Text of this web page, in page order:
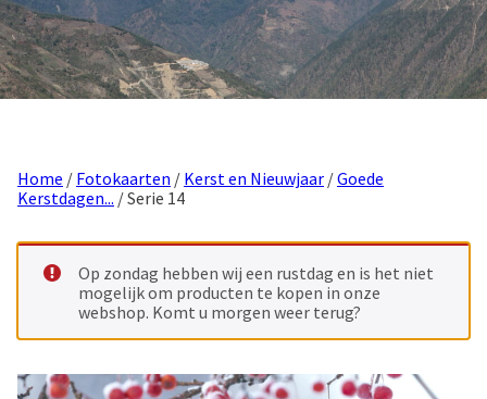
Home / Fotokaarten / Kerst en Nieuwjaar /Goede
Kerstdagen... / Serie 14
Op zondag hebben wij een rustdag en is het niet
mogelijk om producten te kopen in onze
webshop. Komt u morgen weer terug?